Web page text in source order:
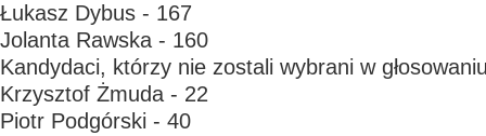
Łukasz Dybus - 167
Jolanta Rawska - 160
Kandydaci, którzy nie zostali wybrani w
Krzysztof Żmuda - 22
Piotr Podgórski - 40